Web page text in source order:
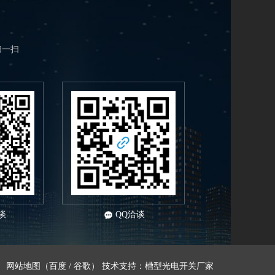
一扫
QQ洽谈
网站地图 （ 百度 / 谷歌 ） 技术支持： 槽型光电开关厂家